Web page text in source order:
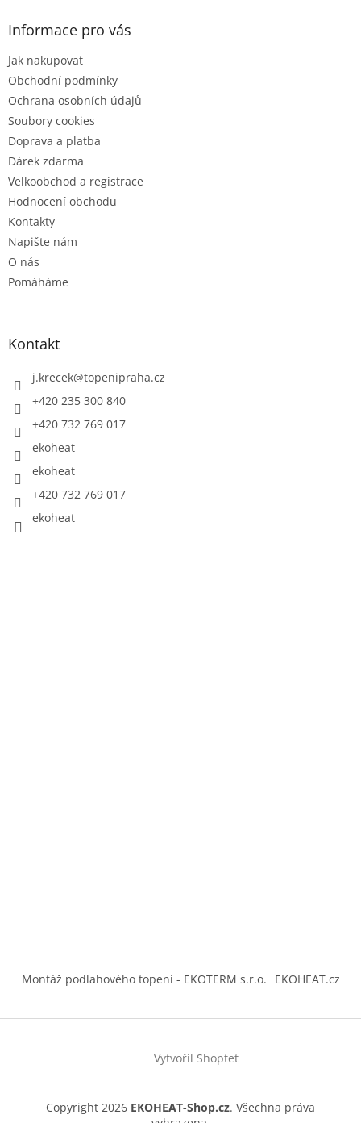
Informace pro vás
Jak nakupovat
Obchodní podmínky
Ochrana osobních údajů
Soubory cookies
Doprava a platba
Dárek zdarma
Velkoobchod a registrace
Hodnocení obchodu
Kontakty
Napište nám
O nás
Pomáháme
Kontakt
j.krecek@topenipraha.cz
+420 235 300 840
+420 732 769 017
ekoheat
ekoheat
+420 732 769 017
ekoheat
Montáž podlahového topení - EKOTERM s.r.o. EKOHEAT.cz
Vytvořil Shoptet
Copyright 2026 EKOHEAT-Shop.cz. Všechna práva